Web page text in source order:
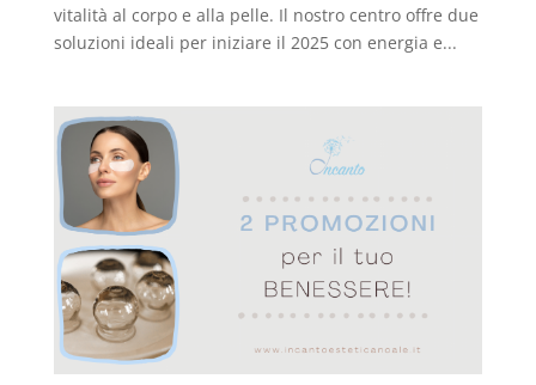
vitalità al corpo e alla pelle. Il nostro centro offre due
soluzioni ideali per iniziare il 2025 con energia e...